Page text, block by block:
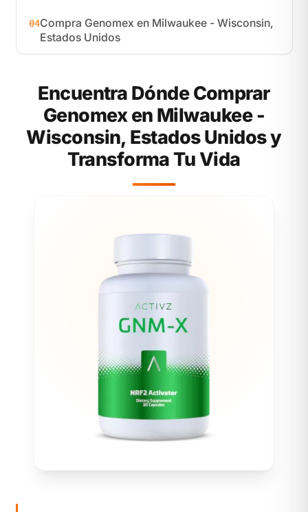
04Compra Genomex en Milwaukee - Wisconsin,
Estados Unidos
Encuentra Dónde Comprar
Genomex en Milwaukee -
Wisconsin, Estados Unidos y
Transforma Tu Vida